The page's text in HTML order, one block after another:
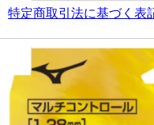
特定商取引法に基づく表